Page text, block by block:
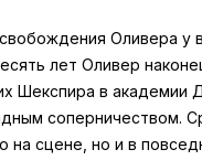
Оливера у
лет Оливер
Шекспира в академии
соперничеством.
на сцене, но и в